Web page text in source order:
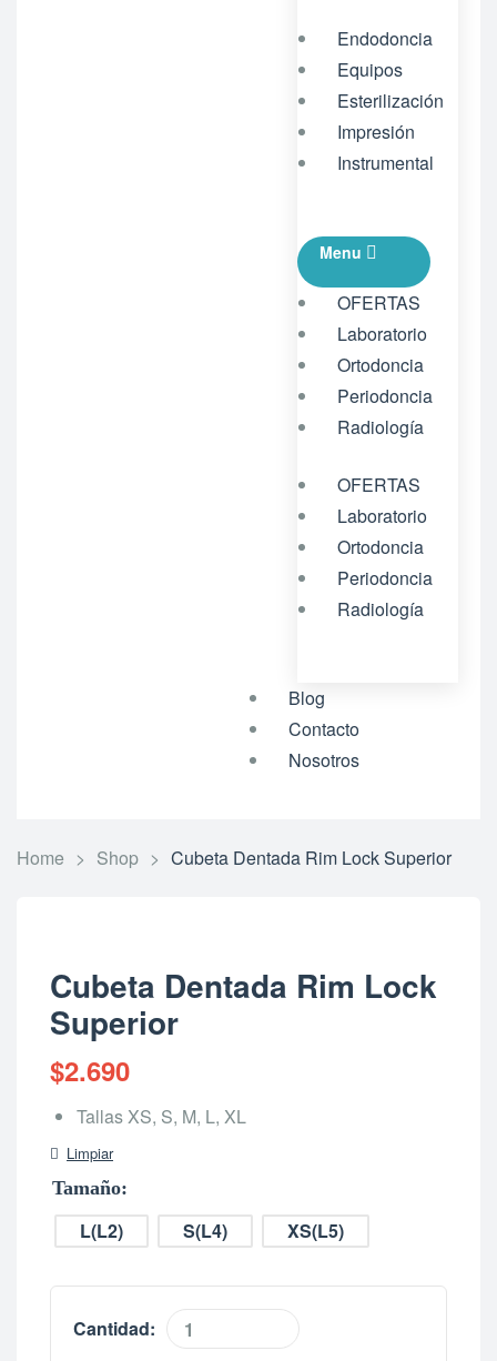
Endodoncia
Equipos
Esterilización
Impresión
Instrumental
Menu
OFERTAS
Laboratorio
Ortodoncia
Periodoncia
Radiología
OFERTAS
Laboratorio
Ortodoncia
Periodoncia
Radiología
Blog
Contacto
Nosotros
Home > Shop > Cubeta Dentada Rim Lock Superior
Cubeta Dentada Rim Lock
Superior
$2.690
Tallas XS, S, M, L, XL
Tamaño
L(L2) S(L4) XS(L5)
Limpiar
Cantidad: